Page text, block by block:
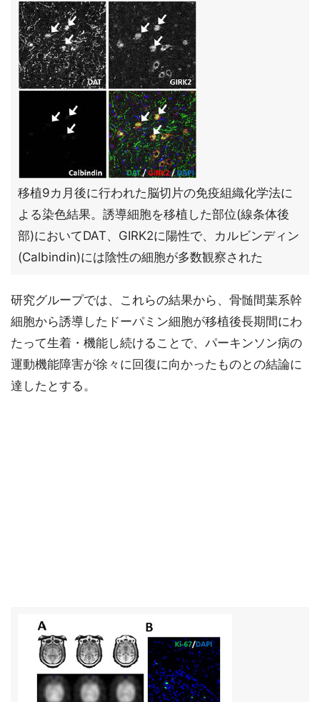
移植9カ月後に行われた脳切片の免疫組織化学法に
よる染色結果。誘導細胞を移植した部位(線条体後
部)においてDAT、GIRK2に陽性で、カルビンディン
(Calbindin)には陰性の細胞が多数観察された
研究グループでは、これらの結果から、骨髄間葉系幹
細胞から誘導したドーパミン細胞が移植後長期間にわ
たって生着・機能し続けることで、パーキンソン病の
運動機能障害が徐々に回復に向かったものとの結論に
達したとする。